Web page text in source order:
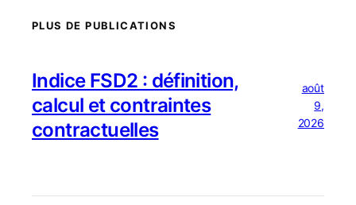
PLUS DE PUBLICATIONS
Indice FSD2 : définition,
calcul et contraintes
contractuelles
août
9,
2026